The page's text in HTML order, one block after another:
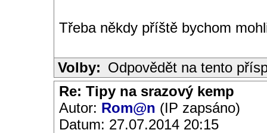
Třeba někdy příště bychom
Volby: Odpovědět na tento
Re: Tipy na srazový kemp
Autor: Rom@n (IP zapsáno)
Datum: 27.07.2014 20:15